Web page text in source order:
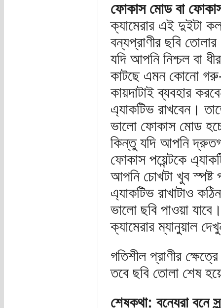
ফোকাস মোড বা ফোকাস
ক্যামেরার এই দুইটা
বন্যপ্রাণীর ছবি
যদি আপনি নিশ্চল বা
কাটছে এমন কোনো গরু-
কায়দাটাই ব্যবহার
এ্যাকটিভ রাখবেন।
ভালো ফোকাস মোড
কিন্তু যদি আপনি
ফোকাস পয়েন্টকে
আপনি চোখটা খুব স্পষ্ট
এ্যাকটিভ রাখাটাও
ভালো ছবি পাওয়া
ক্যামেরার ম্যানুয়াল
গতিশীল প্রাণীর
তবে ছবি তোলা শেষ
শেষকথা: বন্যেরা বনে